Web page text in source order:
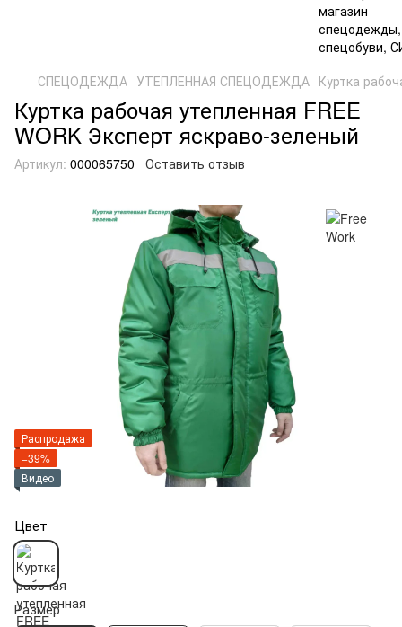
СПЕЦОДЕЖДА УТЕПЛЕННАЯ СПЕЦОДЕЖДА Куртка
Куртка рабочая утепленная FREE
WORK Эксперт яскраво-зеленый
Артикул: 000065750 Оставить отзыв
Распродажа
−39%
Видео
Цвет
Размер